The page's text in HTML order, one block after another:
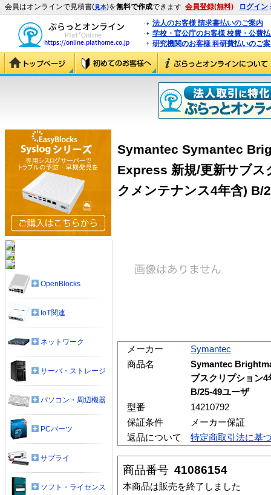
会員はオンラインで見積書(見本)を無料で作成できます 会員登録(無料) ログイン
法人のお客様 請求書払いのご案内
学校・官公庁のお客様 校費・公費
研究機関のお客様 科研費払いのご
Symantec Symantec
Express 新規/更新サブ
クメンテナンス4年含) B/
メーカー
Symantec
商品名
Symantec
ブスクリプション
B/25-49ユーザ
型番
14210792
保証条件
メーカー保証
返品について
特定商取引法に基
商品番号 41086154
本商品は販売を終了しました
OpenBlocks
IoT関連
ネットワーク
サーバ・ストレージ
パソコン・周辺機器
PCパーツ
サプライ
ソフト・ライセンス